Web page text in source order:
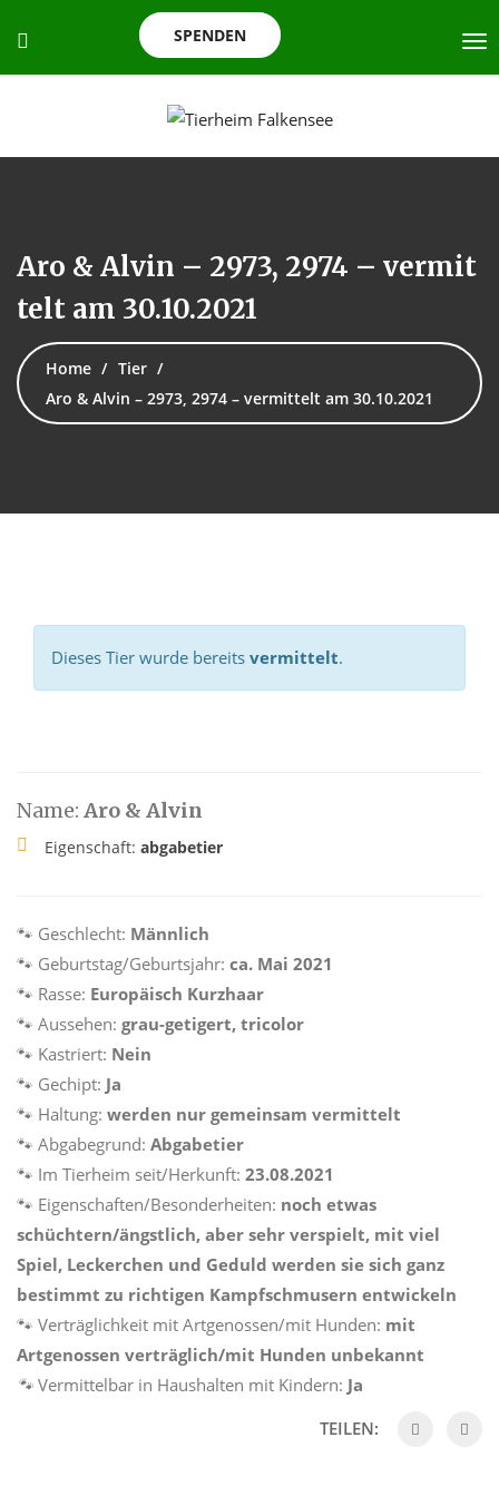
SPENDEN
Aro & Alvin – 2973, 2974 – vermit
telt am 30.10.2021
Home
Tier
Aro & Alvin – 2973, 2974 – vermittelt am 30.10.2021
Dieses Tier wurde bereits vermittelt.
Name: Aro & Alvin
Eigenschaft: abgabetier
🐾 Geschlecht: Männlich
🐾 Geburtstag/Geburtsjahr: ca. Mai 2021
🐾 Rasse: Europäisch Kurzhaar
🐾 Aussehen: grau-getigert, tricolor
🐾 Kastriert: Nein
🐾 Gechipt: Ja
🐾 Haltung: werden nur gemeinsam vermittelt
🐾 Abgabegrund: Abgabetier
🐾 Im Tierheim seit/Herkunft: 23.08.2021
🐾 Eigenschaften/Besonderheiten: noch etwas
schüchtern/ängstlich, aber sehr verspielt, mit viel
Spiel, Leckerchen und Geduld werden sie sich ganz
bestimmt zu richtigen Kampfschmusern entwickeln
🐾 Verträglichkeit mit Artgenossen/mit Hunden: mit
Artgenossen verträglich/mit Hunden unbekannt
🐾 Vermittelbar in Haushalten mit Kindern: Ja
TEILEN: